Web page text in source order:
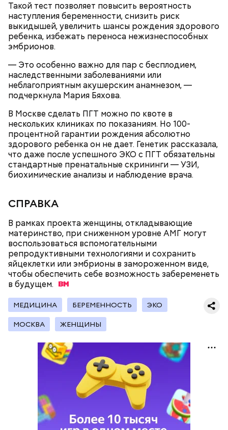
Такой тест позволяет повысить вероятность
наступления беременности, снизить риск
выкидышей, увеличить шансы рождения здорового
ребенка, избежать переноса нежизнеспособных
эмбрионов.
— Это особенно важно для пар с бесплодием,
наследственными заболеваниями или
неблагоприятным акушерским анамнезом, —
подчеркнула Мария Бяхова.
В Москве сделать ПГТ можно по квоте в
нескольких клиниках по показаниям. Но 100-
процентной гарантии рождения абсолютно
здорового ребенка он не дает. Генетик рассказала,
что даже после успешного ЭКО с ПГТ обязательны
стандартные пренатальные скрининги — УЗИ,
биохимические анализы и наблюдение врача.
СПРАВКА
В рамках проекта женщины, откладывающие
материнство, при сниженном уровне АМГ могут
воспользоваться вспомогательными
репродуктивными технологиями и сохранить
яйцеклетки или эмбрионы в замороженном виде,
чтобы обеспечить себе возможность забеременеть
в будущем.
МЕДИЦИНА БЕРЕМЕННОСТЬ ЭКО
МОСКВА ЖЕНЩИНЫ
— Программу на площадке Северного речного
вокзала подобрали на четыре месяца. Доступ на
сеансы бесплатный, нужна только регистрация. Мы
хотим, чтобы на такие площадки приходило как
можно больше семей — с детьми, с питомцами,
чтобы они интересно и с удовольствием
проводили время в городе, — заключил он.
«Кинопорт» — у воды